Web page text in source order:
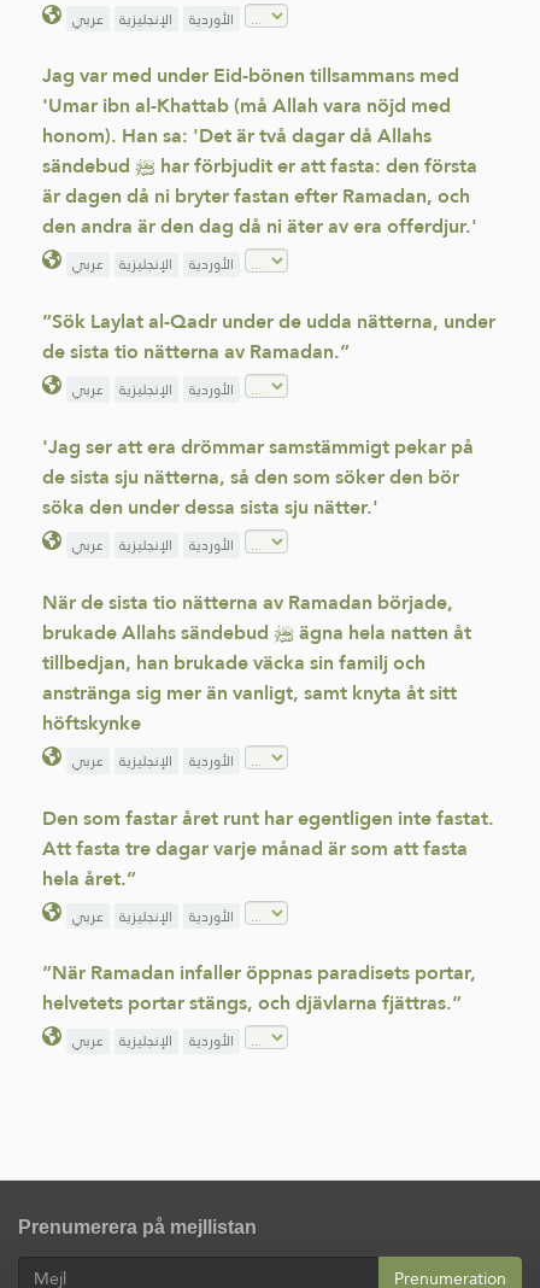
عربي الإنجليزية الأوردية
Jag var med under Eid-bönen tillsammans med
'Umar ibn al-Khattab (må Allah vara nöjd med
honom). Han sa: 'Det är två dagar då Allahs
sändebud ﷺ har förbjudit er att fasta: den första
är dagen då ni bryter fastan efter Ramadan, och
den andra är den dag då ni äter av era offerdjur.'
عربي الإنجليزية الأوردية
”Sök Laylat al-Qadr under de udda nätterna, under
de sista tio nätterna av Ramadan.”
عربي الإنجليزية الأوردية
'Jag ser att era drömmar samstämmigt pekar på
de sista sju nätterna, så den som söker den bör
söka den under dessa sista sju nätter.'
عربي الإنجليزية الأوردية
När de sista tio nätterna av Ramadan började,
brukade Allahs sändebud ﷺ ägna hela natten åt
tillbedjan, han brukade väcka sin familj och
anstränga sig mer än vanligt, samt knyta åt sitt
höftskynke
عربي الإنجليزية الأوردية
Den som fastar året runt har egentligen inte fastat.
Att fasta tre dagar varje månad är som att fasta
hela året.”
عربي الإنجليزية الأوردية
”När Ramadan infaller öppnas paradisets portar,
helvetets portar stängs, och djävlarna fjättras.”
عربي الإنجليزية الأوردية
Prenumerera på mejllistan
Prenumeration